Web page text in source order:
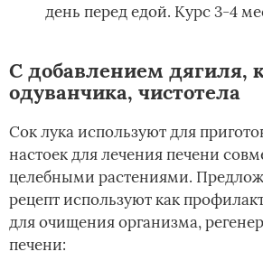
день перед едой. Курс 3-4
С добавлением дягиля,
одуванчика, чистотела
Сок лука используют для
настоек для лечения печени
целебными растениями.
рецепт используют как
для очищения организма,
печени: